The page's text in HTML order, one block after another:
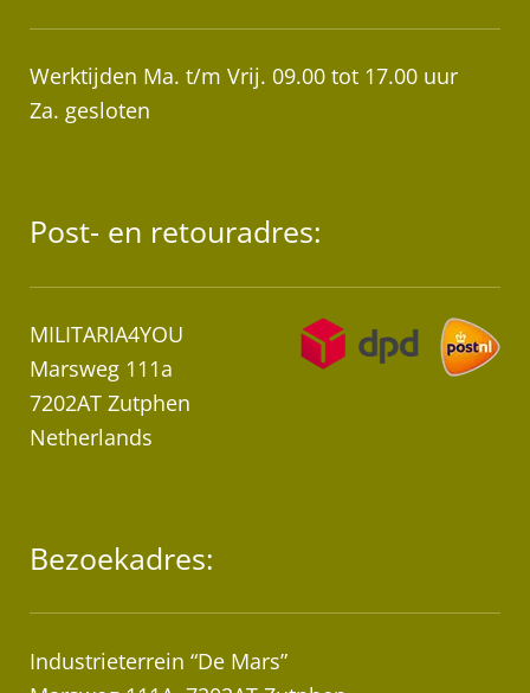
Werktijden Ma. t/m Vrij. 09.00 tot 17.00 uur
Za. gesloten
Post- en retouradres:
MILITARIA4YOU
Marsweg 111a
7202AT Zutphen
Netherlands
Bezoekadres:
Industrieterrein “De Mars”